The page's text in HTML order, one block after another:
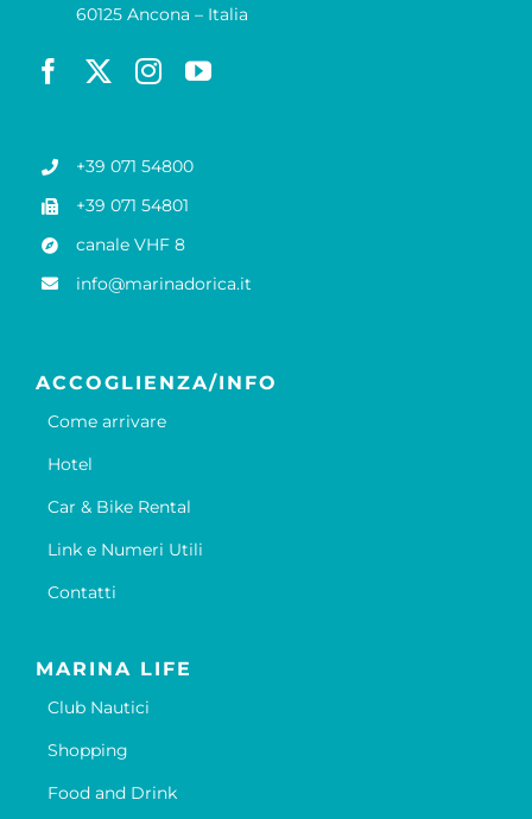
60125 Ancona – Italia
+39 071 54800
+39 071 54801
canale VHF 8
info@marinadorica.it
ACCOGLIENZA/INFO
Come arrivare
Hotel
Car & Bike Rental
Link e Numeri Utili
Contatti
MARINA LIFE
Club Nautici
Shopping
Food and Drink